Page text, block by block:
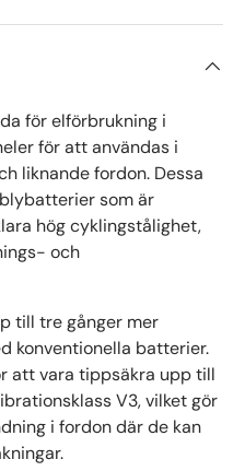
för elförbrukning i
för att användas i
liknande fordon. Dessa
som är
hög cyklingstålighet,
och
till tre gånger mer
konventionella batterier.
att vara tippsäkra upp till
V3, vilket gör
i fordon där de kan